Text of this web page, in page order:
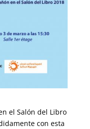
el Salón del Libro
con esta